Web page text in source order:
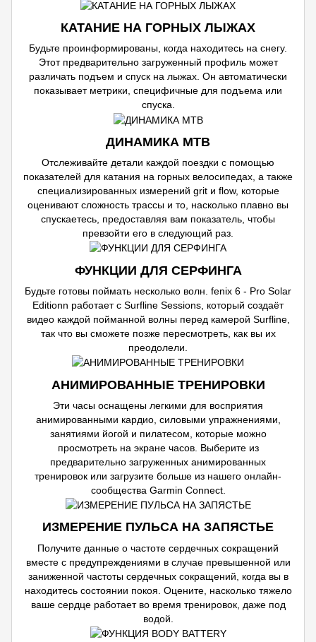
КАТАНИЕ НА ГОРНЫХ ЛЫЖАХ
Будьте проинформированы, когда находитесь на снегу.
Этот предварительно загруженный профиль может
различать подъем и спуск на лыжах. Он автоматически
показывает метрики, специфичные для подъема или
спуска.
ДИНАМИКА MTB
Отслеживайте детали каждой поездки с помощью
показателей для катания на горных велосипедах, а также
специализированных измерений grit и flow, которые
оценивают сложность трассы и то, насколько плавно вы
спускаетесь, предоставляя вам показатель, чтобы
превзойти его в следующий раз.
ФУНКЦИИ ДЛЯ СЕРФИНГА
Будьте готовы поймать несколько волн. fеnix 6 - Pro Solar
Editionn работает с Surfline Sessions, который создаёт
видео каждой пойманной волны перед камерой Surfline,
так что вы сможете позже пересмотреть, как вы их
преодолели.
АНИМИРОВАННЫЕ ТРЕНИРОВКИ
Эти часы оснащены легкими для восприятия
анимированными кардио, силовыми упражнениями,
занятиями йогой и пилатесом, которые можно
просмотреть на экране часов. Выберите из
предварительно загруженных анимированных
тренировок или загрузите больше из нашего онлайн-
сообщества Garmin Connect.
ИЗМЕРЕНИЕ ПУЛЬСА НА ЗАПЯСТЬЕ
Получите данные о частоте сердечных сокращений
вместе с предупреждениями в случае превышенной или
заниженной частоты сердечных сокращений, когда вы в
находитесь состоянии покоя. Оцените, насколько тяжело
ваше сердце работает во время тренировок, даже под
водой.